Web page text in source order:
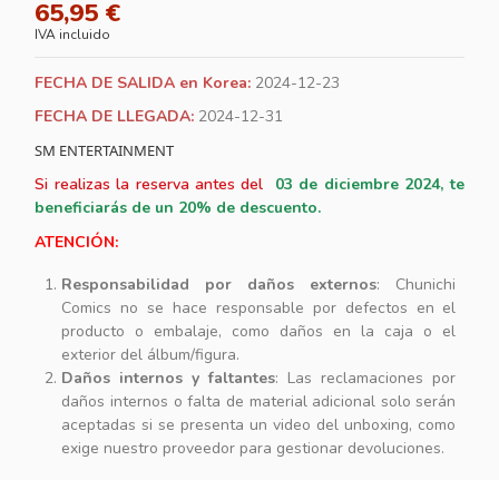
65,95 €
IVA incluido
FECHA DE SALIDA en Korea: 2024-12-23
FECHA DE LLEGADA: 2024-12-31
SM ENTERTAINMENT
Si realizas la reserva antes del 03 de diciembre 2024, te
beneficiarás de un 20% de descuento.
ATENCIÓN:
Responsabilidad por daños externos: Chunichi
Comics no se hace responsable por defectos en el
producto o embalaje, como daños en la caja o el
exterior del álbum/figura.
Daños internos y faltantes: Las reclamaciones por
daños internos o falta de material adicional solo serán
aceptadas si se presenta un video del unboxing, como
exige nuestro proveedor para gestionar devoluciones.